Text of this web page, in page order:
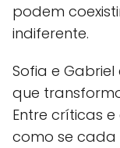
podem
indiferente.
Sofia e
que
Entre críticas
como se cada